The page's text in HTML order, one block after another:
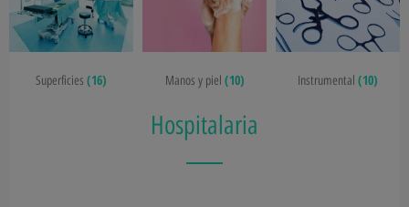
Superficies (16) Manos y piel (10) Instrumental (10)
Hospitalaria